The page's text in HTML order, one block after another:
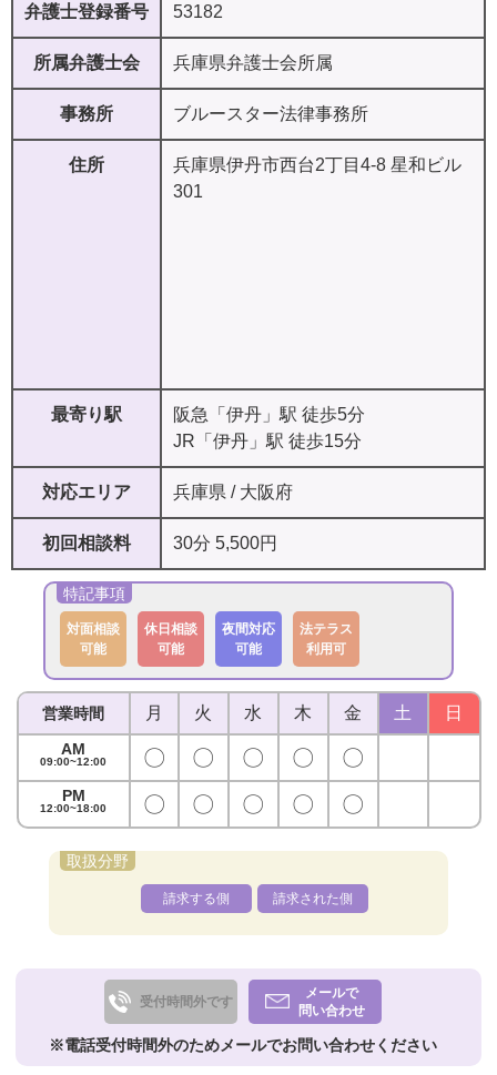
弁護士登録番号 53182
所属弁護士会 兵庫県弁護士会所属
事務所 ブルースター法律事務所
住所
兵庫県伊丹市西台2丁目4-8 星和ビル
301
最寄り駅
阪急「伊丹」駅 徒歩5分
JR「伊丹」駅 徒歩15分
対応エリア 兵庫県 / 大阪府
初回相談料 30分 5,500円
対面相談
可能
休日相談
可能
夜間対応
可能
法テラス
利用可
営業時間 月 火 水 木 金 土 日
AM
09:00~12:00 〇 〇 〇 〇 〇
PM
12:00~18:00 〇 〇 〇 〇 〇
請求する側 請求された側
受付時間外です
メールで
問い合わせ
※電話受付時間外のためメールでお問い合わせください